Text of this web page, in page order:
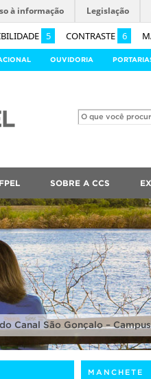
5 CONTRASTE 6
à informação Legislação
OUVIDORIA
SOBRE A CCS
Canal São Gonçalo –
MANCHETE